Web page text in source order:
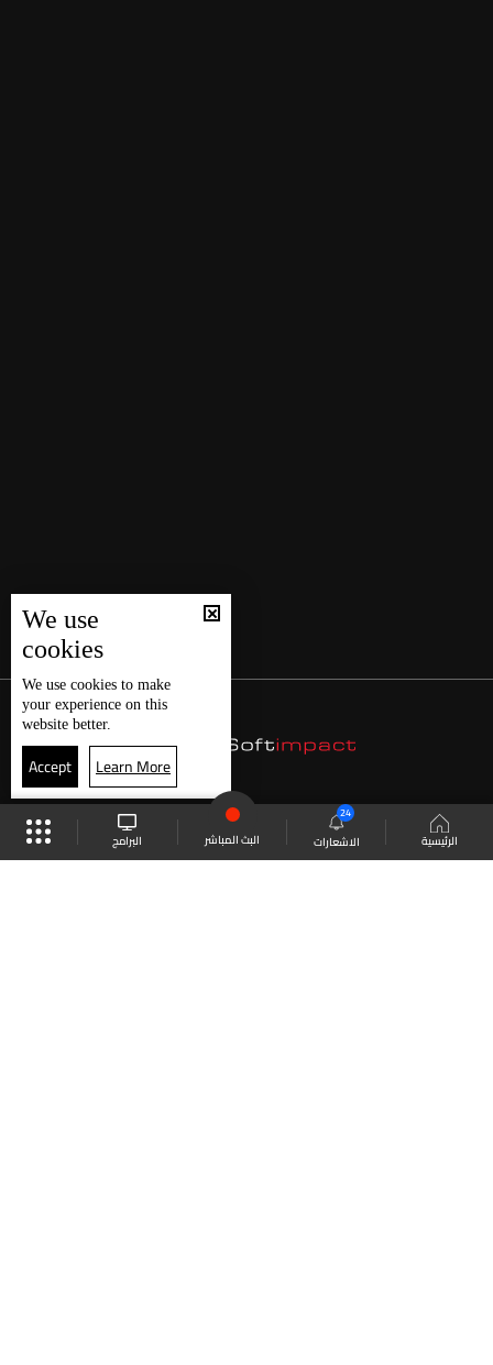
الرئيسية الاشعارات
24
البث المباشر البرامج
We use
cookies
We use cookies to make
your experience on this
website better.
Accept Learn More
موقع البرامج الجدول البث المباشر